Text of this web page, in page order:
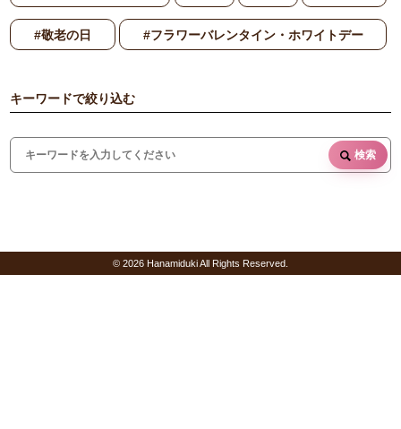
#敬老の日 #フラワーバレンタイン・ホワイトデー
キーワードで絞り込む
検索
© 2026 Hanamiduki All Rights Reserved.